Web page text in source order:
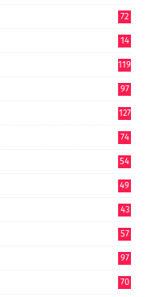
72
14
119
97
127
74
54
49
43
57
97
70